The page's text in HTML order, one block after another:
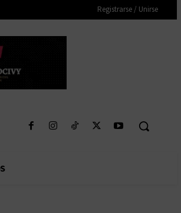
Registrarse / Unirse